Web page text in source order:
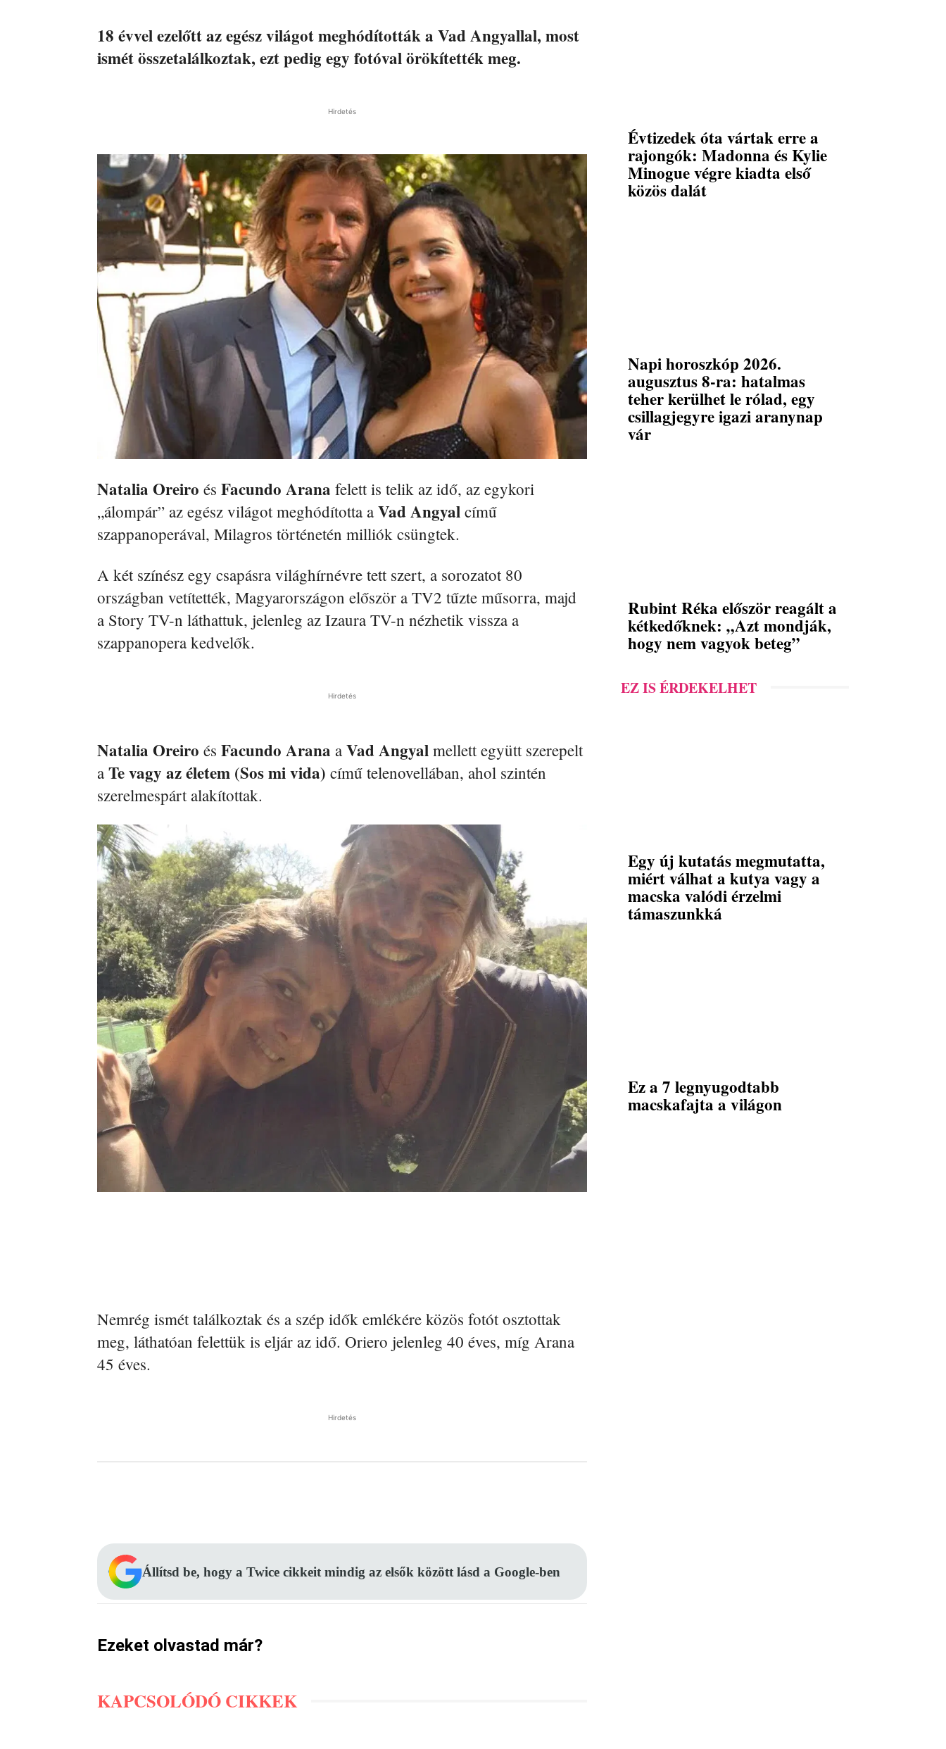
18 évvel ezelőtt az egész világot meghódították a Vad Angyallal, most
ismét összetalálkoztak, ezt pedig egy fotóval örökítették meg.
Hirdetés
Natalia Oreiro és Facundo Arana felett is telik az idő, az egykori
„álompár” az egész világot meghódította a Vad Angyal című
szappanoperával, Milagros történetén milliók csüngtek.
A két színész egy csapásra világhírnévre tett szert, a sorozatot 80
országban vetítették, Magyarországon először a TV2 tűzte műsorra, majd
a Story TV-n láthattuk, jelenleg az Izaura TV-n nézhetik vissza a
szappanopera kedvelők.
Hirdetés
Natalia Oreiro és Facundo Arana a Vad Angyal mellett együtt szerepelt
a Te vagy az életem (Sos mi vida) című telenovellában, ahol szintén
szerelmespárt alakítottak.
Nemrég ismét találkoztak és a szép idők emlékére közös fotót osztottak
meg, láthatóan felettük is eljár az idő. Oriero jelenleg 40 éves, míg Arana
45 éves.
Hirdetés
Állítsd be, hogy a Twice cikkeit mindig az elsők között lásd a Google-ben
Ezeket olvastad már?
KAPCSOLÓDÓ CIKKEK
Évtizedek óta vártak erre a
rajongók: Madonna és Kylie
Minogue végre kiadta első
közös dalát
Napi horoszkóp 2026.
augusztus 8-ra: hatalmas
teher kerülhet le rólad, egy
csillagjegyre igazi aranynap
vár
Rubint Réka először reagált a
kétkedőknek: „Azt mondják,
hogy nem vagyok beteg”
EZ IS ÉRDEKELHET
Egy új kutatás megmutatta,
miért válhat a kutya vagy a
macska valódi érzelmi
támaszunkká
Ez a 7 legnyugodtabb
macskafajta a világon